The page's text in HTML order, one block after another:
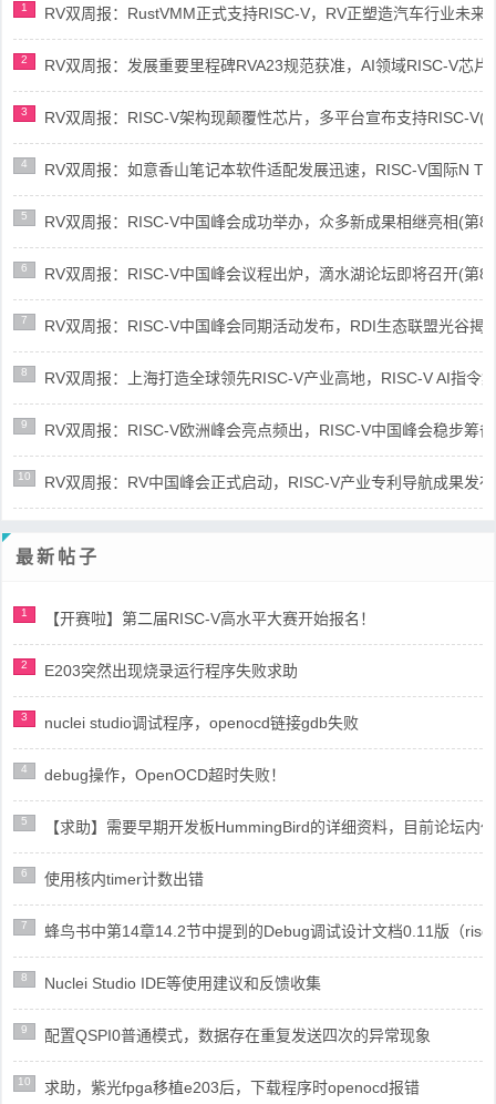
1 RV双周报：RustVMM正式支持RISC-V，RV正塑造汽车行业未来
2 RV双周报：发展重要里程碑RVA23规范获准，AI领域RISC-V芯
3 RV双周报：RISC-V架构现颠覆性芯片，多平台宣布支持RISC-V(
4 RV双周报：如意香山笔记本软件适配发展迅速，RISC-V国际N
5 RV双周报：RISC-V中国峰会成功举办，众多新成果相继亮相(第
6 RV双周报：RISC-V中国峰会议程出炉，滴水湖论坛即将召开(第
7 RV双周报：RISC-V中国峰会同期活动发布，RDI生态联盟光谷揭
8 RV双周报：上海打造全球领先RISC-V产业高地，RISC-V AI指令
9 RV双周报：RISC-V欧洲峰会亮点频出，RISC-V中国峰会稳步筹
10 RV双周报：RV中国峰会正式启动，RISC-V产业专利导航成果发
最新帖子
1 【开赛啦】第二届RISC-V高水平大赛开始报名！
2 E203突然出现烧录运行程序失败求助
3 nuclei studio调试程序，openocd链接gdb失败
4 debug操作，OpenOCD超时失败！
5 【求助】需要早期开发板HummingBird的详细资料，目前论坛内
6 使用核内timer计数出错
7 蜂鸟书中第14章14.2节中提到的Debug调试设计文档0.11版（
8 Nuclei Studio IDE等使用建议和反馈收集
9 配置QSPI0普通模式，数据存在重复发送四次的异常现象
10 求助，紫光fpga移植e203后，下载程序时openocd报错